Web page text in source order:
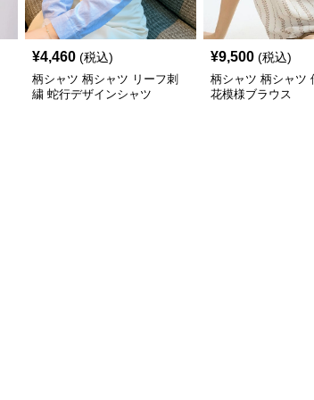
¥4,460 (税込)
柄シャツ 柄シャツ リーフ刺
繍 蛇行デザインシャツ
¥9,500 (税込)
柄シャツ 柄シャツ
花模様ブラウス